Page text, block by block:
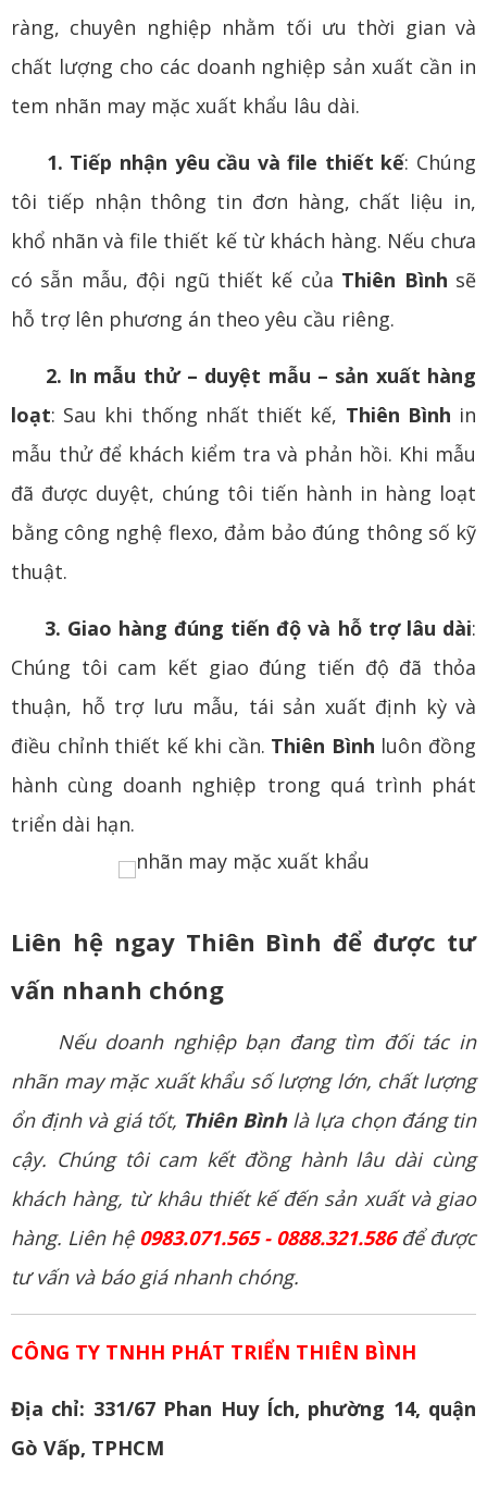
ràng, chuyên nghiệp nhằm tối ưu thời gian và
chất lượng cho các doanh nghiệp sản xuất cần in
tem nhãn may mặc xuất khẩu lâu dài.
1. Tiếp nhận yêu cầu và file thiết kế: Chúng
tôi tiếp nhận thông tin đơn hàng, chất liệu in,
khổ nhãn và file thiết kế từ khách hàng. Nếu chưa
có sẵn mẫu, đội ngũ thiết kế của Thiên Bình sẽ
hỗ trợ lên phương án theo yêu cầu riêng.
2. In mẫu thử – duyệt mẫu – sản xuất hàng
loạt: Sau khi thống nhất thiết kế, Thiên Bình in
mẫu thử để khách kiểm tra và phản hồi. Khi mẫu
đã được duyệt, chúng tôi tiến hành in hàng loạt
bằng công nghệ flexo, đảm bảo đúng thông số kỹ
thuật.
3. Giao hàng đúng tiến độ và hỗ trợ lâu dài:
Chúng tôi cam kết giao đúng tiến độ đã thỏa
thuận, hỗ trợ lưu mẫu, tái sản xuất định kỳ và
điều chỉnh thiết kế khi cần. Thiên Bình luôn đồng
hành cùng doanh nghiệp trong quá trình phát
triển dài hạn.
Liên hệ ngay Thiên Bình để được tư
vấn nhanh chóng
Nếu doanh nghiệp bạn đang tìm đối tác in
nhãn may mặc xuất khẩu số lượng lớn, chất lượng
ổn định và giá tốt, Thiên Bìnhlà lựa chọn đáng tin
cậy. Chúng tôi cam kết đồng hành lâu dài cùng
khách hàng, từ khâu thiết kế đến sản xuất và giao
hàng. Liên hệ 0983.071.565 - 0888.321.586để được
tư vấn và báo giá nhanh chóng.
CÔNG TY TNHH PHÁT TRIỂN THIÊN BÌNH
Địa chỉ: 331/67 Phan Huy Ích, phường 14, quận
Gò Vấp, TPHCM